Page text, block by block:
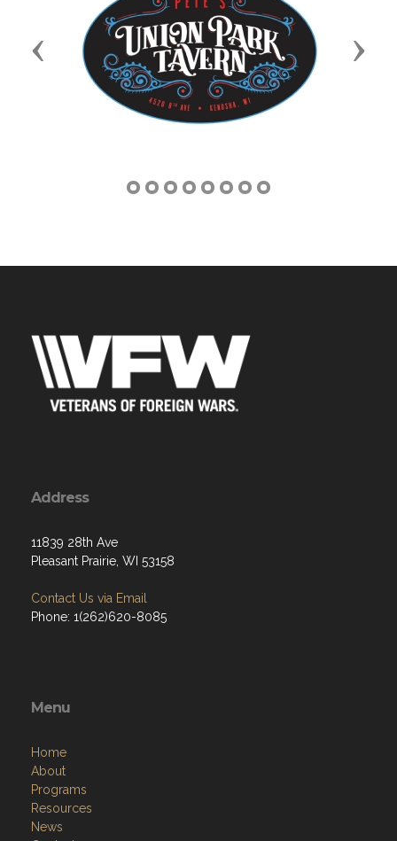
Previous Next
Address
11839 28th Ave
Pleasant Prairie, WI 53158
Contact Us via Email
Phone: 1(262)620-8085
Menu
Home
About
Programs
Resources
News